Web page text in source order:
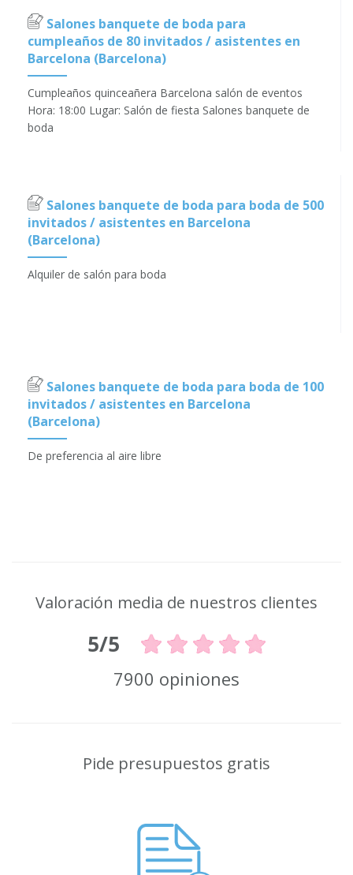
Salones banquete de boda para
cumpleaños de 80 invitados / asistentes en
Barcelona (Barcelona)
Cumpleaños quinceañera Barcelona salón de eventos
Hora: 18:00 Lugar: Salón de fiesta Salones banquete de
boda
Salones banquete de boda para boda de 500
invitados / asistentes en Barcelona
(Barcelona)
Alquiler de salón para boda
Salones banquete de boda para boda de 100
invitados / asistentes en Barcelona
(Barcelona)
De preferencia al aire libre
Valoración media de nuestros clientes
5/5
7900 opiniones
Pide presupuestos gratis